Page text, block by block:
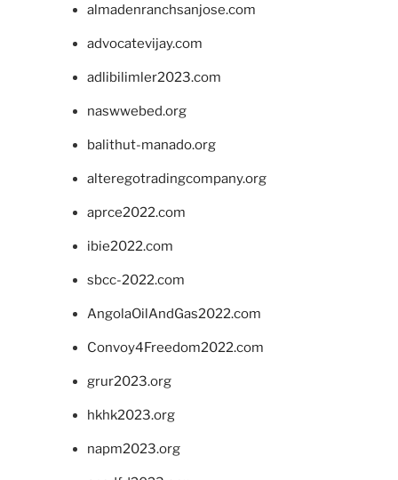
almadenranchsanjose.com
advocatevijay.com
adlibilimler2023.com
naswwebed.org
balithut-manado.org
alteregotradingcompany.org
aprce2022.com
ibie2022.com
sbcc-2022.com
AngolaOilAndGas2022.com
Convoy4Freedom2022.com
grur2023.org
hkhk2023.org
napm2023.org